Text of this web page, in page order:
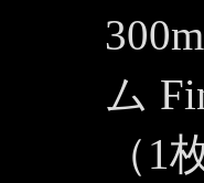
ム
（1